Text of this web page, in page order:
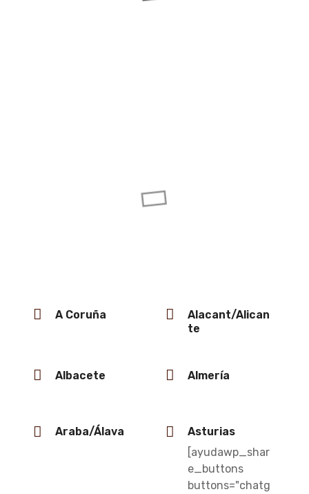
A Coruña
Alacant/Alican
te
Albacete Almería
Araba/Álava
Asturias
[ayudawp_shar
e_buttons
buttons="chatg